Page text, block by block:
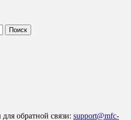
обратной связи: support@mfc-